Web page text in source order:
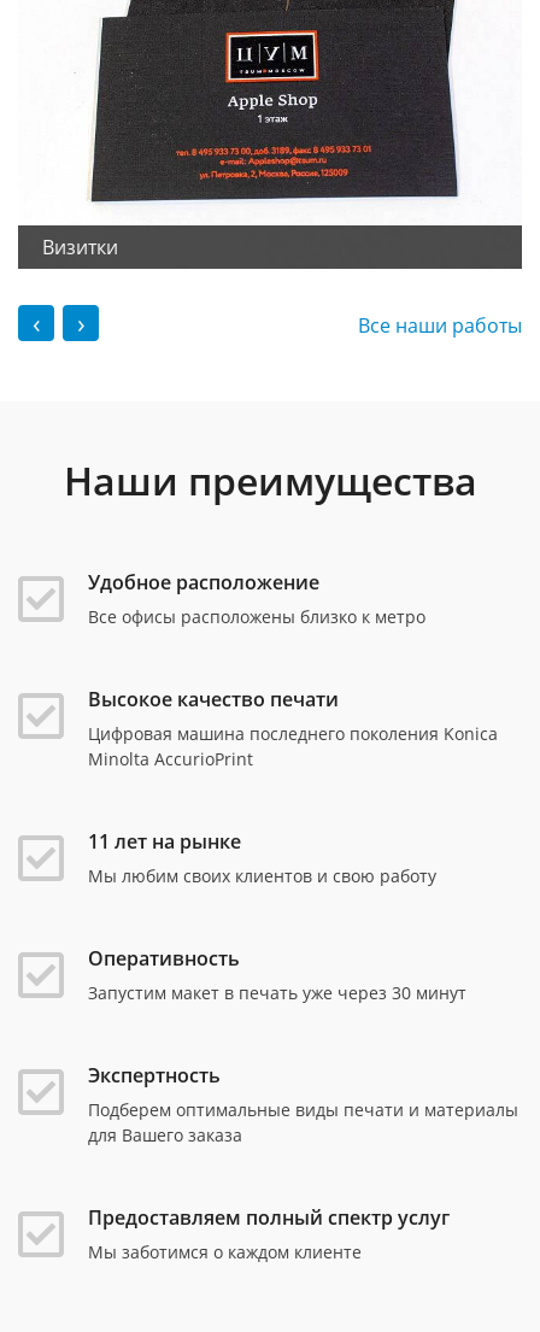
Визитки
‹ › Все наши работы
Наши преимущества
Удобное расположение
Все офисы расположены близко к метро
Высокое качество печати
Цифровая машина последнего поколения Konica
Minolta AccurioPrint
11 лет на рынке
Мы любим своих клиентов и свою работу
Оперативность
Запустим макет в печать уже через 30 минут
Экспертность
Подберем оптимальные виды печати и материалы
для Вашего заказа
Предоставляем полный спектр услуг
Мы заботимся о каждом клиенте